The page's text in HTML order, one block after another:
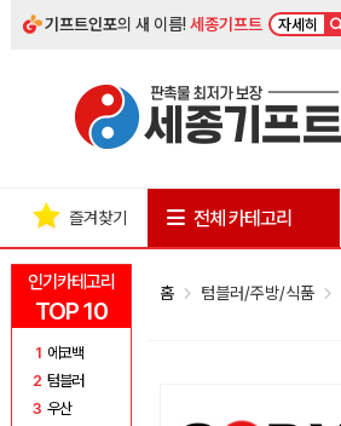
기프트인포의 새 이름!세종기프트 자세히
인기카테고리
TOP 10
1 에코백
2 텀블러
3 우산
즐겨찾기 전체 카테고리
홈 텀블러/주방/식품